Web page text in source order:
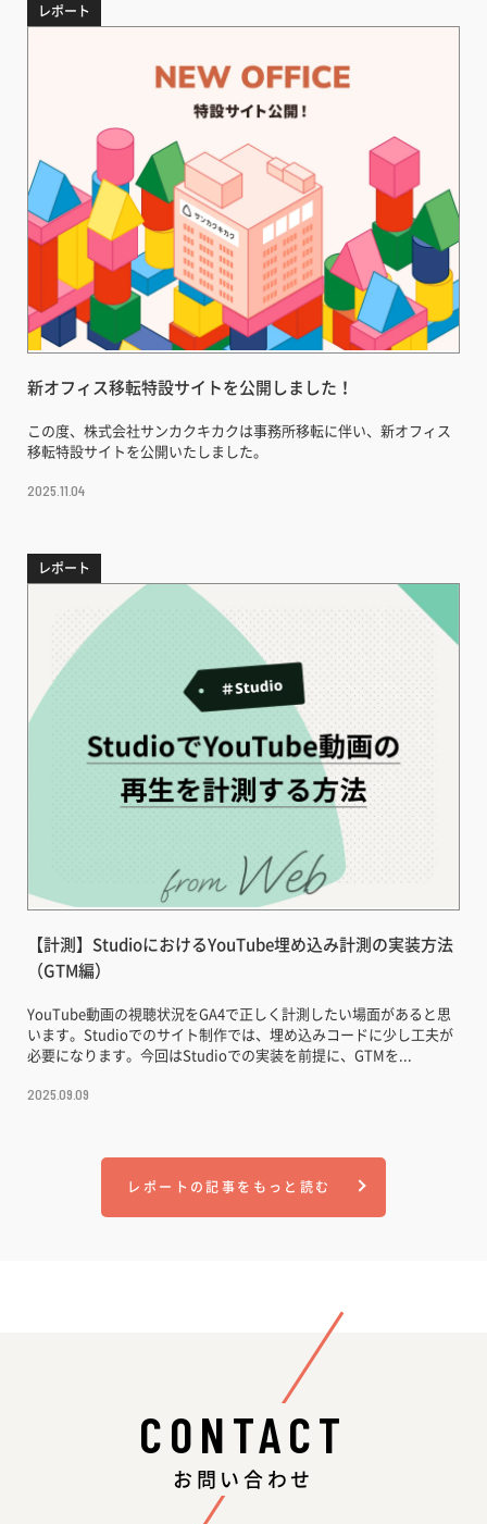
レポート
新オフィス移転特設サイトを公開しました！
この度、株式会社サンカクキカクは事務所移転に伴い、新オフィス
移転特設サイトを公開いたしました。
2025.11.04
レポート
【計測】StudioにおけるYouTube埋め込み計測の実装方法
（GTM編）
YouTube動画の視聴状況をGA4で正しく計測したい場面があると思
います。Studioでのサイト制作では、埋め込みコードに少し工夫が
必要になります。今回はStudioでの実装を前提に、GTMを...
2025.09.09
レポートの記事をもっと読む
CONTACT
お問い合わせ